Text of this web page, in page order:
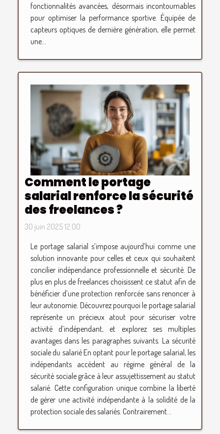
fonctionnalités avancées, désormais incontournables
pour optimiser la performance sportive. Équipée de
capteurs optiques de dernière génération, elle permet
une...
Comment le portage
salarial renforce la sécurité
des freelances ?
30 juin 2025 12:00
Le portage salarial s’impose aujourd’hui comme une
solution innovante pour celles et ceux qui souhaitent
concilier indépendance professionnelle et sécurité. De
plus en plus de freelances choisissent ce statut afin de
bénéficier d’une protection renforcée sans renoncer à
leur autonomie. Découvrez pourquoi le portage salarial
représente un précieux atout pour sécuriser votre
activité d’indépendant, et explorez ses multiples
avantages dans les paragraphes suivants. La sécurité
sociale du salarié En optant pour le portage salarial, les
indépendants accèdent au régime général de la
sécurité sociale grâce à leur assujettissement au statut
salarié. Cette configuration unique combine la liberté
de gérer une activité indépendante à la solidité de la
protection sociale des salariés. Contrairement...